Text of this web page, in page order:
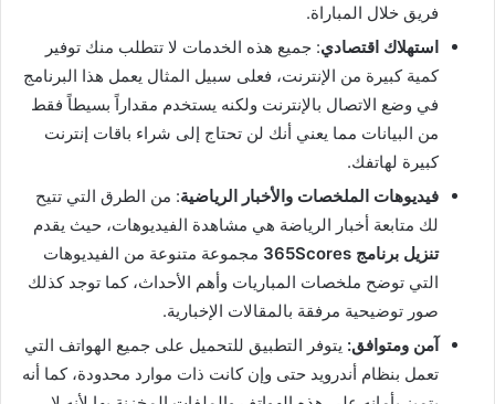
فريق خلال المباراة.
استهلاك اقتصادي: جميع هذه الخدمات لا تتطلب منك توفير
كمية كبيرة من الإنترنت، فعلى سبيل المثال يعمل هذا البرنامج
في وضع الاتصال بالإنترنت ولكنه يستخدم مقداراً بسيطاً فقط
من البيانات مما يعني أنك لن تحتاج إلى شراء باقات إنترنت
كبيرة لهاتفك.
فيديوهات الملخصات والأخبار الرياضية: من الطرق التي تتيح
لك متابعة أخبار الرياضة هي مشاهدة الفيديوهات، حيث يقدم
تنزيل برنامج 365Scores
مجموعة متنوعة من الفيديوهات
التي توضح ملخصات المباريات وأهم الأحداث، كما توجد كذلك
صور توضيحية مرفقة بالمقالات الإخبارية.
آمن ومتوافق: يتوفر التطبيق للتحميل على جميع الهواتف التي
تعمل بنظام أندرويد حتى وإن كانت ذات موارد محدودة، كما أنه